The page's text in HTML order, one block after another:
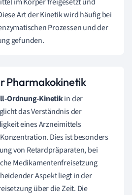
im Körper freigesetzt und
Art der Kinetik wird häufig bei
Prozessen und der
gefunden.
Pharmakokinetik
Ordnung-Kinetikin der
das Verständnis der
eines Arzneimittels
Dies ist besonders
von Retardpräparaten, bei
Medikamentenfreisetzung
Aspekt liegt in der
über die Zeit. Die